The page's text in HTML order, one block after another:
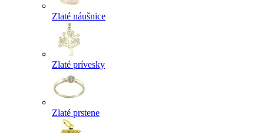
Zlaté náušnice
Zlaté prívesky
Zlaté prstene